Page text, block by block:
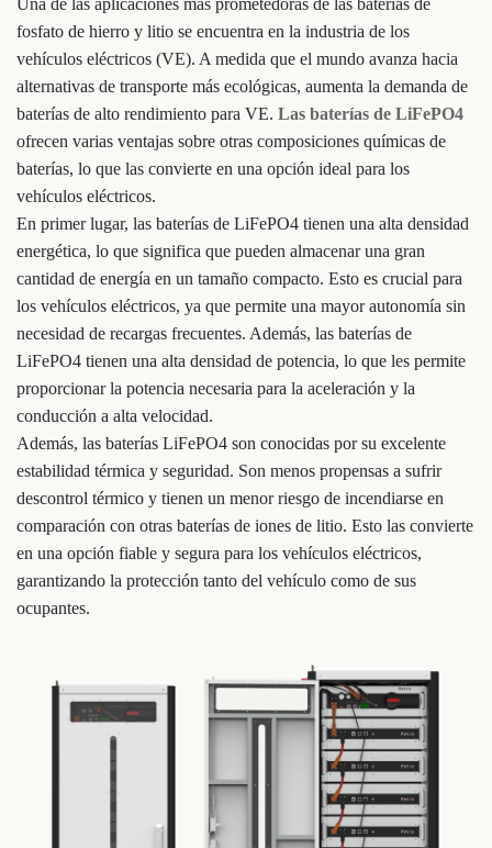
Una de las aplicaciones más prometedoras de las baterías de
fosfato de hierro y litio se encuentra en la industria de los
vehículos eléctricos (VE). A medida que el mundo avanza hacia
alternativas de transporte más ecológicas, aumenta la demanda de
baterías de alto rendimiento para VE. Las baterías de LiFePO4
ofrecen varias ventajas sobre otras composiciones químicas de
baterías, lo que las convierte en una opción ideal para los
vehículos eléctricos.
En primer lugar, las baterías de LiFePO4 tienen una alta densidad
energética, lo que significa que pueden almacenar una gran
cantidad de energía en un tamaño compacto. Esto es crucial para
los vehículos eléctricos, ya que permite una mayor autonomía sin
necesidad de recargas frecuentes. Además, las baterías de
LiFePO4 tienen una alta densidad de potencia, lo que les permite
proporcionar la potencia necesaria para la aceleración y la
conducción a alta velocidad.
Además, las baterías LiFePO4 son conocidas por su excelente
estabilidad térmica y seguridad. Son menos propensas a sufrir
descontrol térmico y tienen un menor riesgo de incendiarse en
comparación con otras baterías de iones de litio. Esto las convierte
en una opción fiable y segura para los vehículos eléctricos,
garantizando la protección tanto del vehículo como de sus
ocupantes.